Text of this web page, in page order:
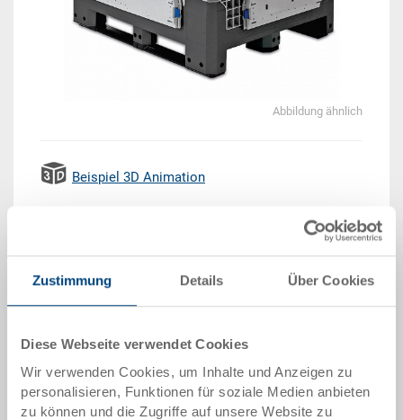
Zustimmung Details Über Cookies
Diese Webseite verwendet Cookies
Wir verwenden Cookies, um Inhalte und Anzeigen zu
personalisieren, Funktionen für soziale Medien anbieten
zu können und die Zugriffe auf unsere Website zu
Abbildung ähnlich
Beispiel 3D Animation
Angebot anfordern
Artikeldaten
Bestellnummer
34-1210-5000.7000